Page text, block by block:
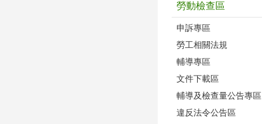
勞動檢查區
申訴專區
勞工相關法規
輔導專區
文件下載區
輔導及檢查量公告專區
違反法令公告區